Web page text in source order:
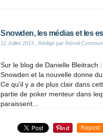
Snowden, les médias et les
12 Juillet 2013 , Rédigé par Réveil
Sur le blog de Danielle Bleitrach
Snowden et la nouvelle donne
Ce qu'il y a de plus clair dans
partie de poker menteur dans
paraissent...
Repost